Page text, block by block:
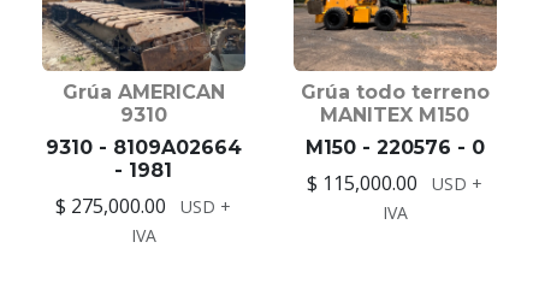
Grúa AMERICAN
9310
9310 - 8109A02664
- 1981
$ 275,000.00
USD +
IVA
Grúa todo terreno
MANITEX M150
M150 - 220576 - 0
$ 115,000.00
USD +
IVA